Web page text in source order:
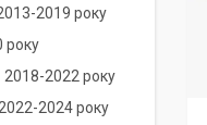
2019 року
року
2018-2022 року
2024 року